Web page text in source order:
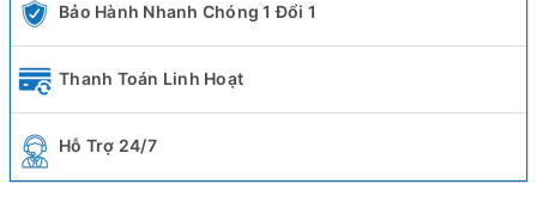
Bảo Hành Nhanh Chóng 1 Đổi 1
Thanh Toán Linh Hoạt
Hỗ Trợ 24/7